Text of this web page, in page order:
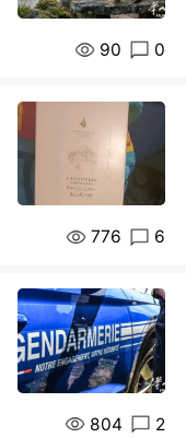
90 0
776 6
804 2